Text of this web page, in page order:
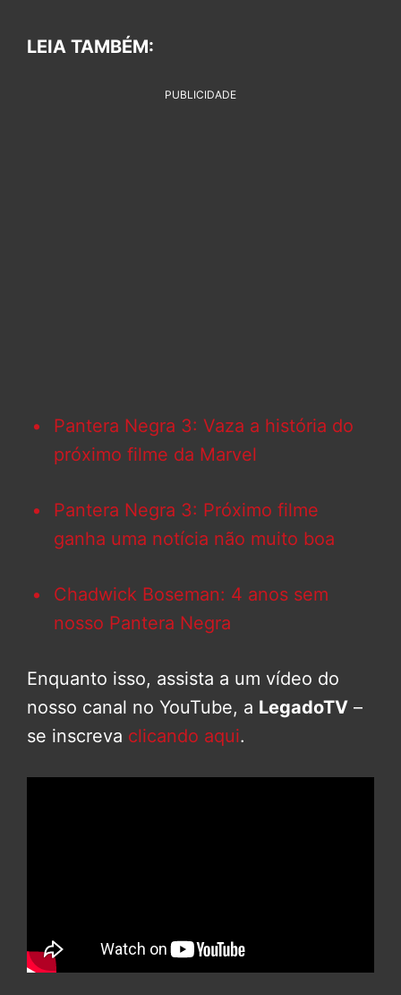
LEIA TAMBÉM:
PUBLICIDADE
Pantera Negra 3: Vaza a história do
próximo filme da Marvel
Pantera Negra 3: Próximo filme
ganha uma notícia não muito boa
Chadwick Boseman: 4 anos sem
nosso Pantera Negra
Enquanto isso, assista a um vídeo do
nosso canal no YouTube, a LegadoTV –
se inscreva clicando aqui.